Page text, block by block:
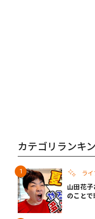
夫婦
カテゴリランキ
ライ
山田花
のこと